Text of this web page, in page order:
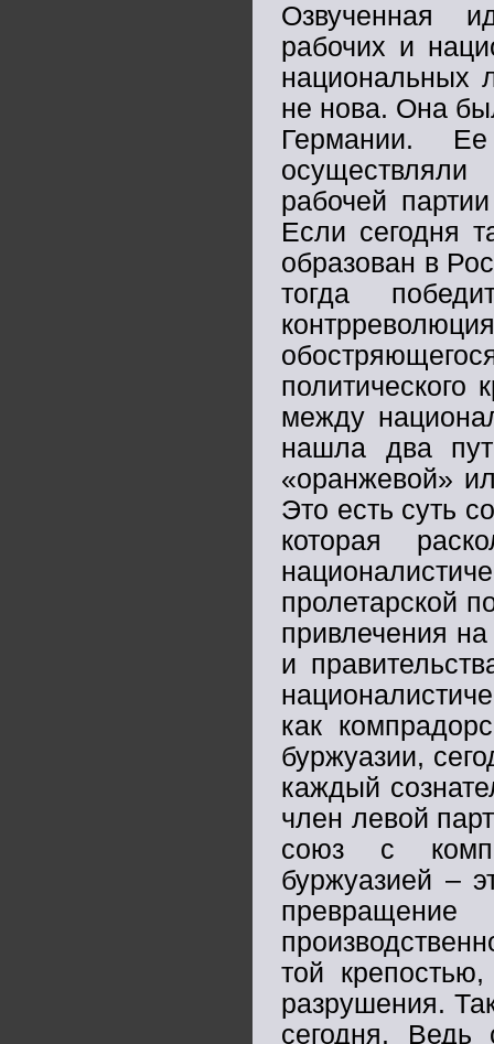
Озвученная
рабочих и
национальных
не нова. Она
Германии.
рабочей
Если сегодня
образован в
тогда
политического
между
нашла два
«оранжевой»
Это есть суть
которая
пролетарской
привлечения на
и
как
буржуазии,
каждый
член левой
союз с
буржуазией –
той
разрушения.
сегодня. Ведь